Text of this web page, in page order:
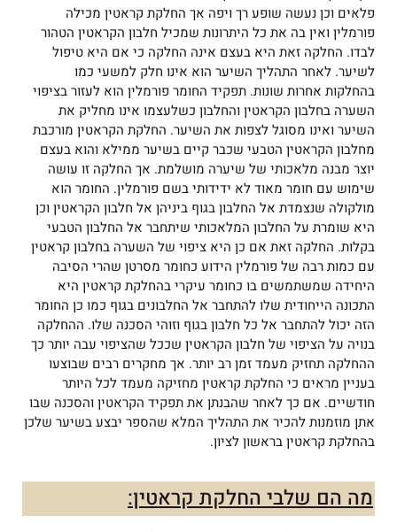
פלאים וכן נעשה שופע רך ויפה אך החלקת קראטין מכילה
פורמלין ואין בה את כל היתרונות שמכיל חלבון הקראטין הטהור
לבדו. החלקה זאת היא בעצם אינה החלקה כי אם היא טיפול
לשיער. לאחר התהליך השיער הוא אינו חלק למשעי כמו
בהחלקות אחרות שונות. תפקיד החומר פורמלין הוא לעזור בציפוי
השערה בחלבון הקראטין והחלבון כשלעצמו אינו מחליק את
השיער ואינו מסוגל לצפות את השיער. החלקת הקראטין מורכבת
מחלבון הקראטין הטבעי שכבר קיים בשיער ממילא והוא בעצם
יוצר מבנה מלאכותי של שיערה מושלמת. אך החלקה זו עושה
שימוש עם חומר מאוד לא ידידותי בשם פורמלין. החומר הוא
מולקולה שנצמדת אל החלבון בגוף ביניהן אל חלבון הקראטין וכן
היא שומרת על החלבון המלאכותי שיתחבר אל החלבון הטבעי
בקלות. החלקה זאת אם כן היא ציפוי של השערה בחלבון קראטין
עם כמות רבה של פורמלין הידוע כחומר מסרטן שהרי הסיבה
היחידה שמשתמשים בו כחומר עיקרי בהחלקת קראטין היא
התכונה הייחודית שלו להתחבר אל החלבונים בגוף כמו כן החומר
הזה יכול להתחבר אל כל חלבון בגוף וזוהי הסכנה שלו. ההחלקה
בנויה על הציפוי של חלבון הקראטין שככל שהציפוי עבה יותר כך
ההחלקה תחזיק מעמד זמן רב יותר. אך מחקרים רבים שבוצעו
בעניין מראים כי החלקת קראטין מחזיקה מעמד לכל היותר
חודשיים. אם כך לאחר שהבנתן את תפקיד הקראטין והסכנה שבו
אתן מוזמנות להכיר את התהליך המלא שהספר יבצע בשיער שלכן
בהחלקת קראטין בראשון לציון.
מה הם שלבי החלקת קראטין: